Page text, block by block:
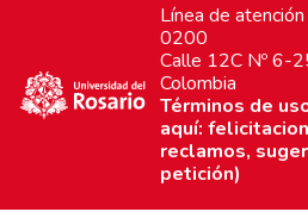
Línea de
0200
Calle 12C Nº 6-
Colombia
Términos de
aquí:
reclamos,
petición)